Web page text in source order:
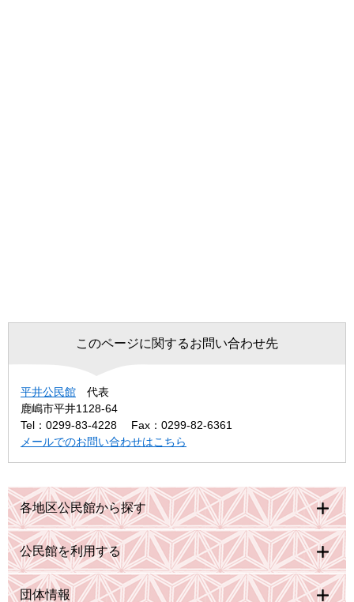
このページに関するお問い合わせ先
平井公民館
代表
鹿嶋市平井1128-64
Tel：0299-83-4228
Fax：0299-82-6361
メールでのお問い合わせはこちら
各地区公民館から探す
公民館を利用する
団体情報